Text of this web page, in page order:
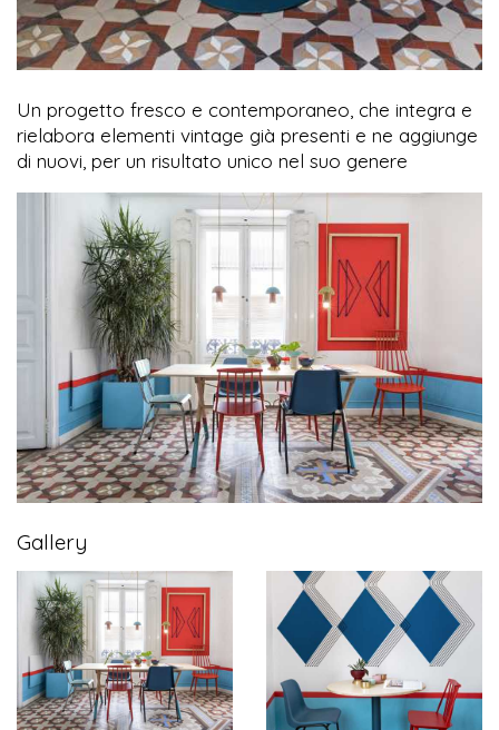
Un progetto fresco e contemporaneo, che integra e
rielabora elementi vintage già presenti e ne aggiunge
di nuovi, per un risultato unico nel suo genere
Gallery